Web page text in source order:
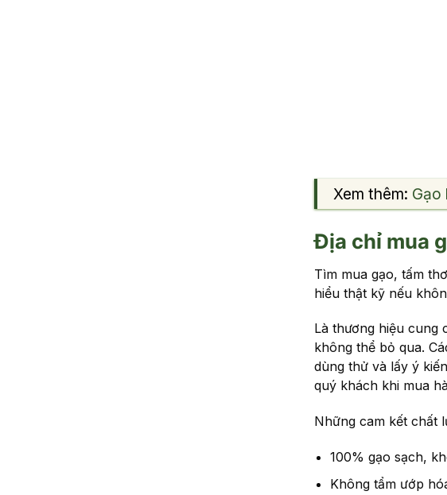
Xem thêm: Gạo
Địa chỉ mua
Tìm mua gạo, tấm
hiểu thật kỹ nếu
Là thương hiệu cung
không thể bỏ qua.
dùng thử và lấy ý
quý khách khi mua
Những cam kết chất
100% gạo sạch,
Không tẩm ướp